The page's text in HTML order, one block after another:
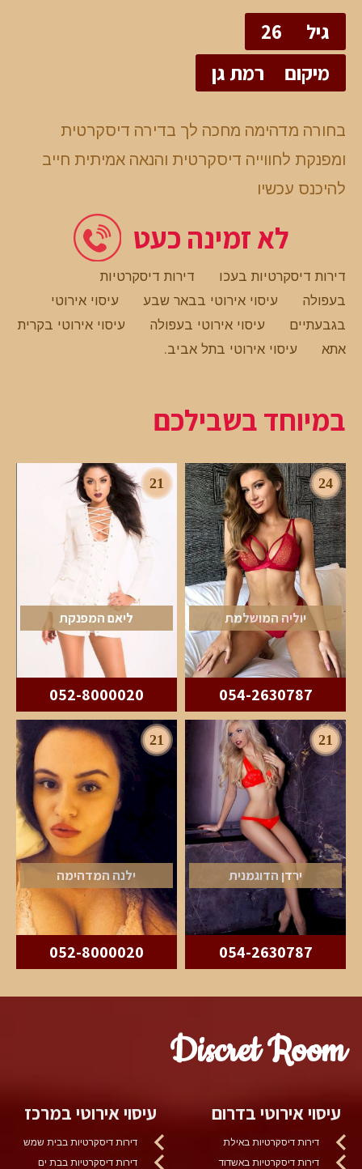
גיל
26
מיקום
רמת גן
בחורה מדהימה מחכה לך בדירה דיסקרטית
ומפנקת לחווייה דיסקרטית והנאה אמיתית חייב
להיכנס עכשיו
לא זמינה כעט
דירות דיסקרטיות בעכו
דירות דיסקרטיות
בעפולה
עיסוי אירוטי בבאר שבע
עיסוי אירוטי
בגבעתיים
עיסוי אירוטי בעפולה
עיסוי אירוטי בקרית
אתא
עיסוי אירוטי בתל אביב.
במיוחד בשבילכם
24
יוליה המושלמת
054-2630787
21
ליאם המפנקת
052-8000020
21
ירדן הדוגמנית
054-2630787
21
ילנה המדהימה
052-8000020
Discret Room
עיסוי אירוטי בדרום
דירות דיסקרטיות באילת
דירות דיסקרטיות באשדוד
עיסוי אירוטי במרכז
דירות דיסקרטיות בבית שמש
דירות דיסקרטיות בבת ים